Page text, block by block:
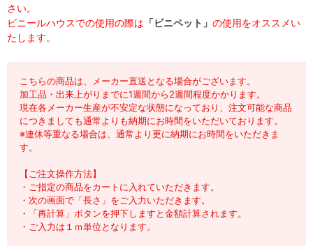
さい。
ビニールハウスでの使用の際は 「ビニペット」 の使用をオススメい
たします。
こちらの商品は、メーカー直送となる場合がございます。
加工品・出来上がりまでに1週間から2週間程度かかります。
現在各メーカー生産が不安定な状態になっており、注文可能な商品
につきましても通常よりも納期にお時間をいただいております。
※連休等重なる場合は、通常より更に納期にお時間をいただきま
す。
【ご注文操作方法】
・ご指定の商品をカートに入れていただきます。
・次の画面で「長さ」をご入力いただきます。
・「再計算」ボタンを押下しますと金額計算されます。
・ご入力は１ｍ単位となります。